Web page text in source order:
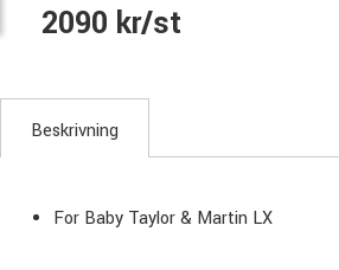
2090 kr/st
Beskrivning
For Baby Taylor & Martin LX